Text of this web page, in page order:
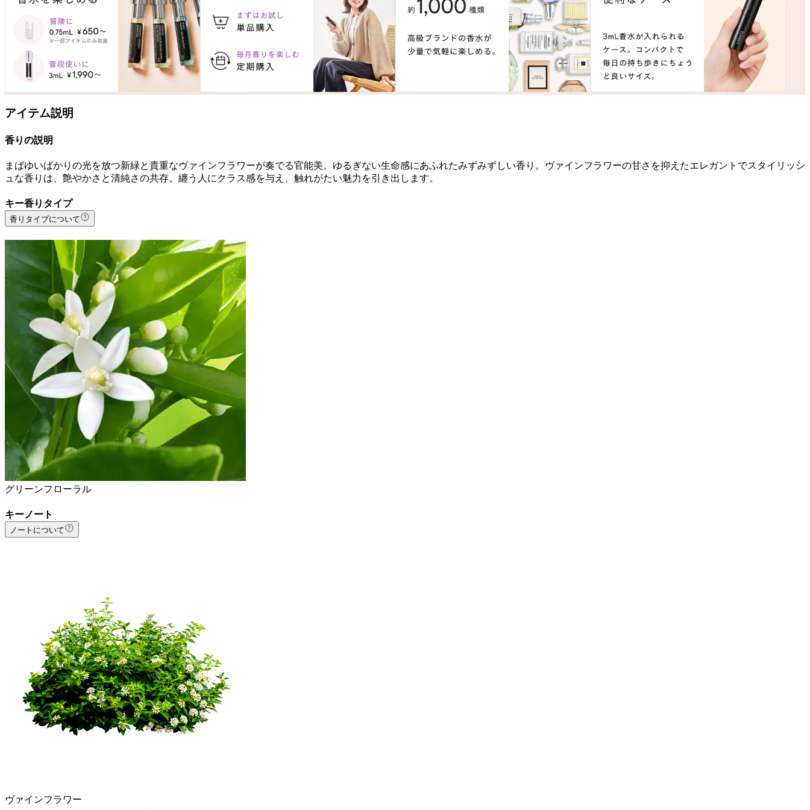
アイテム説明
香りの説明
まばゆいばかりの光を放つ新緑と貴重なヴァインフラワーが奏でる官能美。ゆるぎない生命感にあふれたみずみずしい香り。ヴァインフラワーの甘さを抑えたエレガントでスタイリッシ
ュな香りは、艶やかさと清純さの共存。纏う人にクラス感を与え、触れがたい魅力を引き出します。
キー香りタイプ
香りタイプについて
グリーンフローラル
キーノート
ノートについて
ヴァインフラワー